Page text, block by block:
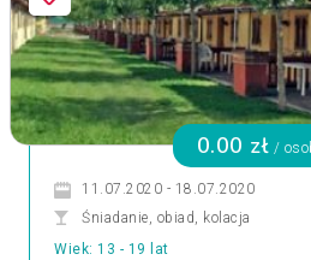
0.00 zł /
11.07.2020 - 18.07.2020
Śniadanie, obiad, kolacja
Wiek: 13 - 19 lat